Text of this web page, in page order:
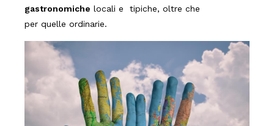
gastronomiche locali e tipiche, oltre che
per quelle ordinarie.